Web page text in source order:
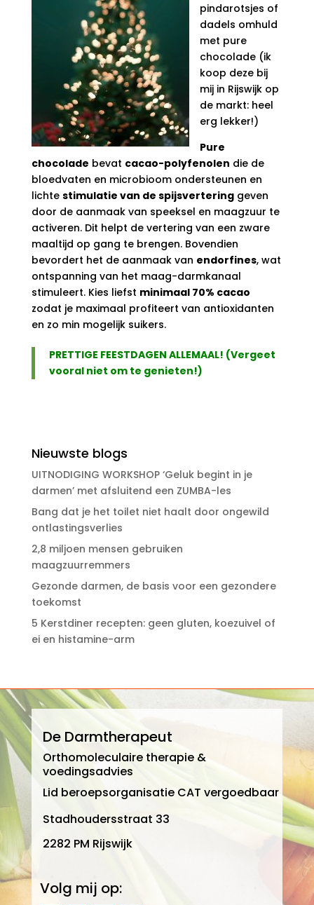
pindarotsjes of
dadels omhuld
met pure
chocolade (ik
koop deze bij
mij in Rijswijk op
de markt: heel
erg lekker!)
Pure
chocolade bevat cacao-polyfenolen die de
bloedvaten en microbioom ondersteunen en
lichte stimulatie van de spijsverteringgeven
door de aanmaak van speeksel en maagzuur te
activeren. Dit helpt de vertering van een zware
maaltijd op gang te brengen. Bovendien
bevordert het de aanmaak van endorfines, wat
ontspanning van het maag-darmkanaal
stimuleert. Kies liefst minimaal 70% cacao
zodat je maximaal profiteert van antioxidanten
en zo min mogelijk suikers.
PRETTIGE FEESTDAGEN ALLEMAAL! (Vergeet
vooral niet om te genieten!)
Nieuwste blogs
UITNODIGING WORKSHOP ‘Geluk begint in je
darmen’ met afsluitend een ZUMBA-les
Bang dat je het toilet niet haalt door ongewild
ontlastingsverlies
2,8 miljoen mensen gebruiken
maagzuurremmers
Gezonde darmen, de basis voor een gezondere
toekomst
5 Kerstdiner recepten: geen gluten, koezuivel of
ei en histamine-arm
De Darmtherapeut
Orthomoleculaire therapie &
voedingsadvies
Lid beroepsorganisatie CAT vergoedbaar
Stadhoudersstraat 33
2282 PM Rijswijk
Volg mij op: